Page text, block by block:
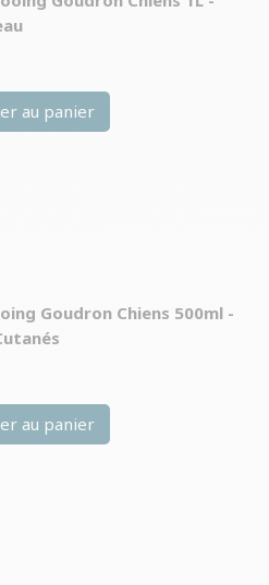
au panier
Goudron Chiens 500ml -
au panier